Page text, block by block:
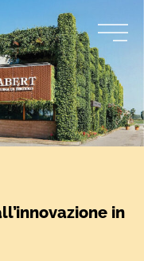
in